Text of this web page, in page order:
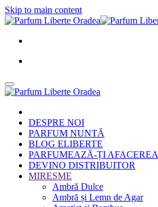
Skip to main content
DESPRE NOI
PARFUM NUNTĂ
BLOG ELIBERTE
PARFUMEAZĂ-ȚI AFACEREA
DEVINO DISTRIBUITOR
MIRESME
Ambră Dulce
Ambră și Lemn de Agar